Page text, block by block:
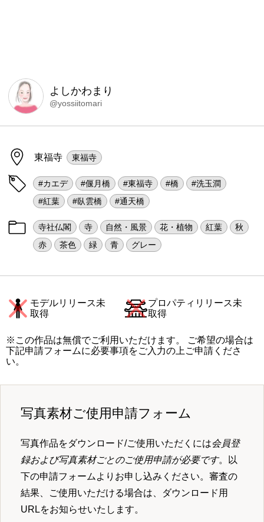
よしかわまり
@yossiitomari
東福寺 東福寺
#カエデ #偃月橋 #東福寺 #橋
#洗玉澗
#紅葉
#臥雲橋 #通天橋
寺社仏閣 寺 自然・風景 花・植物 紅葉
秋
赤
茶色 緑 青 グレー
モデルリリース未
取得
プロパティリリース未
取得
※この作品は無償でご利用いただけます。 ご希望の場合は
下記申請フォームに必要事項をご入力の上ご申請くださ
い。
写真素材ご使用申請フォーム
写真作品をダウンロード/ご使用いただくには会員登
録および写真素材ごとのご使用申請が必要です。以
下の申請フォームよりお申し込みください。審査の
結果、ご使用いただける場合は、ダウンロード用
URLをお知らせいたします。